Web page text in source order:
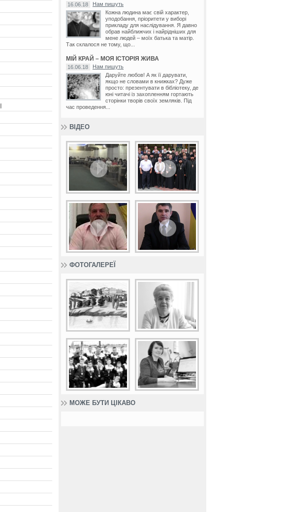
16.06.18
Нам пишуть
Кожна людина має свій характер,
уподобання, пріоритети у виборі
прикладу для наслідування. Я давно
обрав найближчих і найрідніших для
мене людей – моїх батька та матір.
Так склалося не тому, що...
МІЙ КРАЙ – МОЯ ІСТОРІЯ ЖИВА
16.06.18
Нам пишуть
Даруйте любов! А як її дарувати,
якщо не словами в книжках? Дуже
просто: презентувати в бібліотеку, де
юні читачі із захопленням гортають
сторінки творів своїх земляків. Під
час проведення...
ВІДЕО
ФОТОГАЛЕРЕЇ
МОЖЕ БУТИ ЦІКАВО